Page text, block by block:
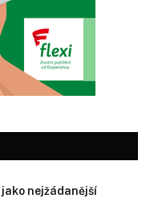
jako nejžádanější